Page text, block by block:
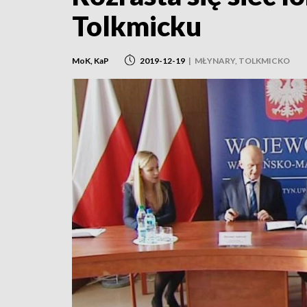
Tolkmicku
MoK, KaP 2019-12-19 | MŁYNARY, TOLKMICKO